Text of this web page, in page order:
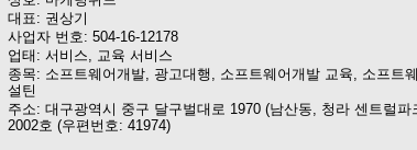
대표: 권상기
사업자 번호: 504-16-12178
업태: 서비스, 교육 서비스
종목: 소프트웨어개발, 광고대행, 소프트웨어개발 교육, 소프트
설틴
주소: 대구광역시 중구 달구벌대로 1970 (남산동, 청라 센트럴파
2002호 (우편번호: 41974)